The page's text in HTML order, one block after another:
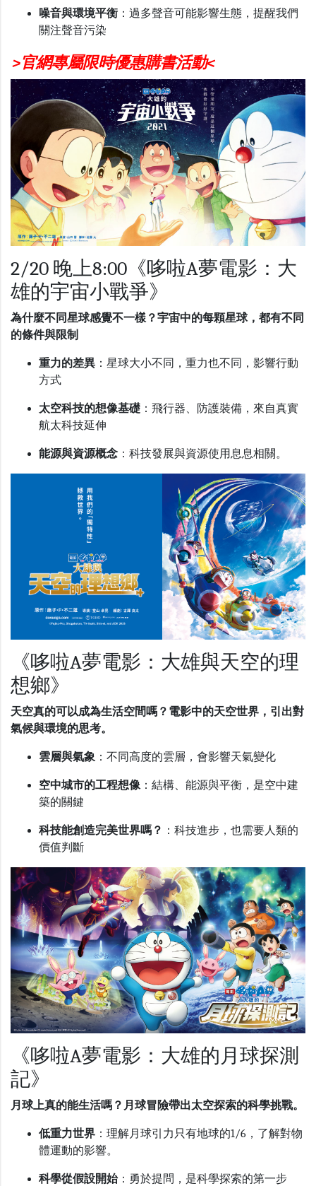
噪音與環境平衡 ：過多聲音可能影響生態，提醒我們
關注聲音污染
>官網專屬限時優惠購書活動<
2/20 晚上8:00《哆啦A夢電影：大
雄的宇宙小戰爭》
為什麼不同星球感覺不一樣？宇宙中的每顆星球，都有不同
的條件與限制
重力的差異 ：星球大小不同，重力也不同，影響行動
方式
太空科技的想像基礎 ：飛行器、防護裝備，來自真實
航太科技延伸
能源與資源概念 ：科技發展與資源使用息息相關。
《哆啦A夢電影：大雄與天空的理
想鄉》
天空真的可以成為生活空間嗎？電影中的天空世界，引出對
氣候與環境的思考。
雲層與氣象 ：不同高度的雲層，會影響天氣變化
空中城市的工程想像：結構、能源與平衡，是空中建
築的關鍵
科技能創造完美世界嗎？ ：科技進步，也需要人類的
價值判斷
《哆啦A夢電影：大雄的月球探測
記》
月球上真的能生活嗎？月球冒險帶出太空探索的科學挑戰。
低重力世界 ：理解月球引力只有地球的1/6，了解對物
體運動的影響。
科學從假設開始：勇於提問，是科學探索的第一步